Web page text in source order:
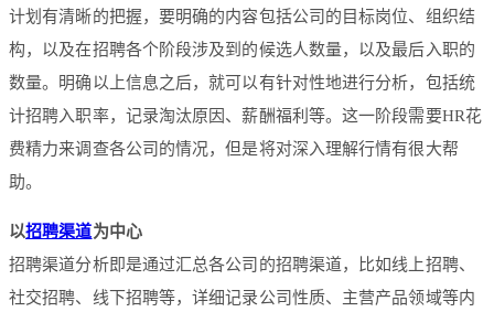
计划有清晰的把握，要明确的内容包括公司的目标岗位、组织结
构，以及在招聘各个阶段涉及到的候选人数量，以及最后入职的
数量。 明确以上信息之后，就可以有针对性地进行分析，包括统
计招聘入职率，记录淘汰原因、薪酬福利等。这一阶段需要HR花
费精力来调查各公司的情况，但是将对深入理解行情有很大帮
助。
以招聘渠道为中心
招聘渠道分析即是通过汇总各公司的招聘渠道，比如线上招聘、
社交招聘、线下招聘等，详细记录公司性质、主营产品领域等内